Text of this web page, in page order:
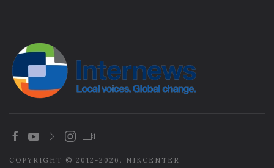
COPYRIGHT © 2012-2026. NIKCENTER